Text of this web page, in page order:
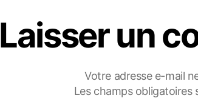
Laisser un
Votre adresse e-mail
Les champs obligatoires